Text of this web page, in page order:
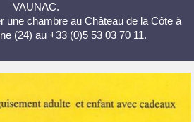
VAUNAC.
une chambre au Château de la Côte à
(24) au +33 (0)5 53 03 70 11.